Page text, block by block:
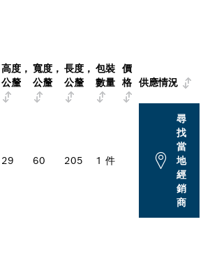
高度，
公釐
寬度，
公釐
長度，
公釐
包裝
數量
價
格 供應情況
29 60 205 1 件
尋
找
當
地
經
銷
商